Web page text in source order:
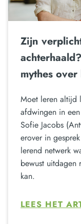
Zijn
mythes
Moet leren altijd
afdwingen in
Sofie Jacobs
erover in
lerend netwerk
bewust uitdagen
kan.
LEES HET